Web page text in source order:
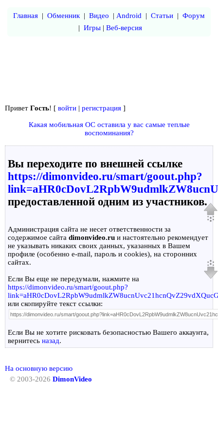
Главная | Обменник | Видео | Android | Статьи | Форум
| Игры| Веб-версия
Привет Гость! [ войти | регистрация ]
Какая мобильная ОС оставила у вас самые теплые
воспоминания?
Вы переходите по внешней ссылке
https://dimonvideo.ru/smart/goout.php?
предоставленной одним из участников.
Администрация сайта не несет ответственности за
содержимое сайта dimonvideo.ru и настоятельно рекомендует
не указывать никаких своих данных, указанных в Вашем
профиле (особенно e-mail, пароль и cookies), на сторонних
сайтах.
Если Вы еще не передумали, нажмите на
https://dimonvideo.ru/smart/goout.php?
или скопируйте текст ссылки:
Если Вы не хотите рисковать безопасностью Вашего аккаунта,
вернитесь назад.
На основную версию
© 2003-2026 DimonVideo